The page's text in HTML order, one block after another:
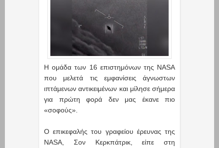
Η ομάδα των 16 επιστημόνων της NASA
που μελετά τις εμφανίσεις άγνωστων
ιπτάμενων αντικειμένων και μίλησε σήμερα
για πρώτη φορά δεν μας έκανε πιο
«σοφούς».
Ο επικεφαλής του γραφείου έρευνας της
NASA, Σον Κερκπάτρικ, είπε στη